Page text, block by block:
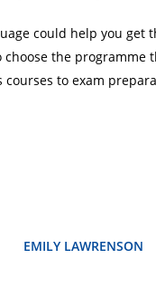
could help you get
the programme
courses to exam
EMILY LAWRENSON